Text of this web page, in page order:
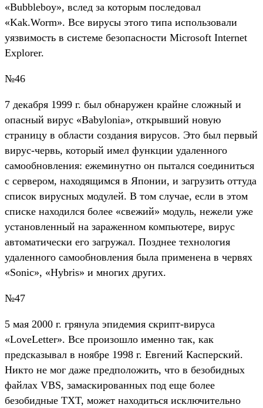
«Bubbleboy», вслед за которым последовал
«Kak.Worm». Все вирусы этого типа использовали
уязвимость в системе безопасности Microsoft Internet
Explorer.
№46
7 декабря 1999 г. был обнаружен крайне сложный и
опасный вирус «Babylonia», открывший новую
страницу в области создания вирусов. Это был первый
вирус-червь, который имел функции удаленного
самообновления: ежеминутно он пытался соединиться
с сервером, находящимся в Японии, и загрузить оттуда
список вирусных модулей. В том случае, если в этом
списке находился более «свежий» модуль, нежели уже
установленный на зараженном компьютере, вирус
автоматически его загружал. Позднее технология
удаленного самообновления была применена в червях
«Sonic», «Hybris» и многих других.
№47
5 мая 2000 г. грянула эпидемия скрипт-вируса
«LoveLetter». Все произошло именно так, как
предсказывал в ноябре 1998 г. Евгений Касперский.
Никто не мог даже предположить, что в безобидных
файлах VBS, замаскированных под еще более
безобидные TXT, может находиться исключительно